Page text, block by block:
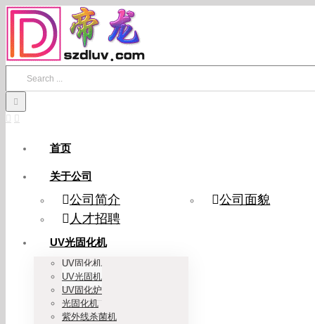
Skip
content
首页
关于公司
公司简介
公司面貌
人才招聘
UV光固化机
UV固化机
UV光固机
UV固化炉
光固化机
紫外线杀菌机